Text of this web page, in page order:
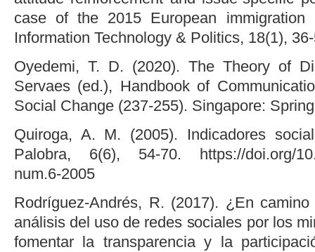
case of the 2015 European immigration
Information Technology & Politics, 18(1),
Oyedemi, T. D. (2020). The Theory of
Servaes (ed.), Handbook of
Social Change (237-255). Singapore:
Quiroga, A. M. (2005). Indicadores
Palobra, 6(6), 54-70. https://doi.org/
num.6-2005
Rodríguez-Andrés, R. (2017). ¿En
análisis del uso de redes sociales por los
fomentar la transparencia y la